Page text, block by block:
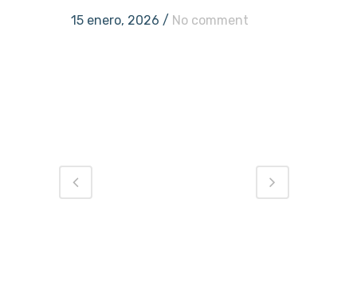
15 enero, 2026 / No comment